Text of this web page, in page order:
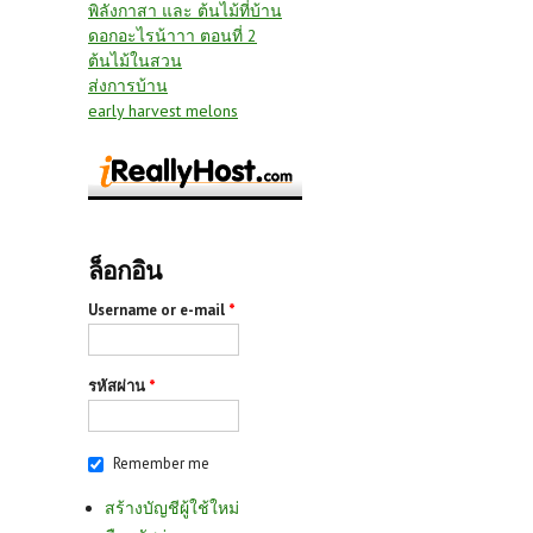
พิลังกาสา และ ต้นไม้ที่บ้าน
ดอกอะไรน้าาา ตอนที่ 2
ต้นไม้ในสวน
ส่งการบ้าน
early harvest melons
ล็อกอิน
Username or e-mail *
รหัสผ่าน *
Remember me
สร้างบัญชีผู้ใช้ใหม่